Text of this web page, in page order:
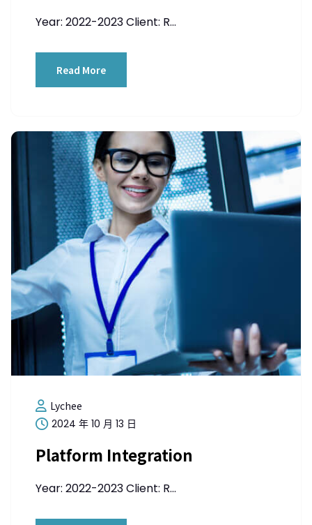
Year: 2022-2023 Client: R...
Read More
Lychee
2024 年 10 月 13 日
Platform Integration
Year: 2022-2023 Client: R...